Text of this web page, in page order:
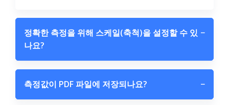
정확한 측정을 위해 스케일(축척)을 설정할 수 있
나요?
−
측정값이 PDF 파일에 저장되나요? −